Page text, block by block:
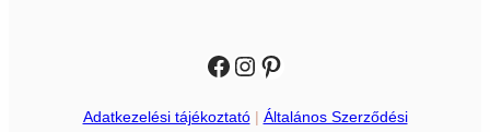
Facebook Instagram Pinterest
Adatkezelési tájékoztató| Általános Szerződési